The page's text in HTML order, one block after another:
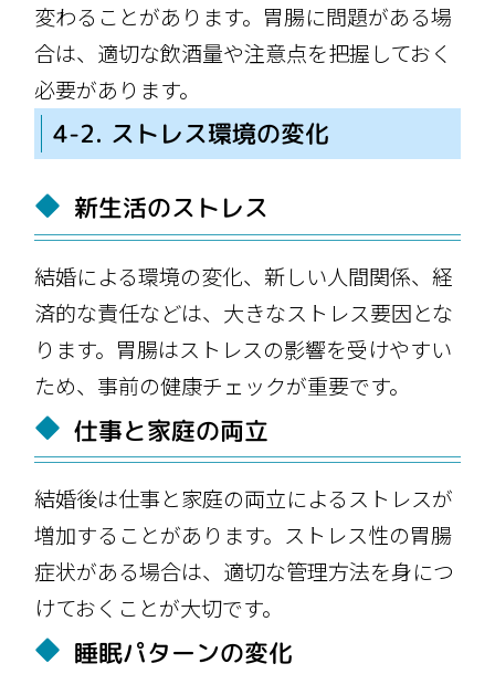
変わることがあります。胃腸に問題がある場
合は、適切な飲酒量や注意点を把握しておく
必要があります。
4-2. ストレス環境の変化
新生活のストレス
結婚による環境の変化、新しい人間関係、経
済的な責任などは、大きなストレス要因とな
ります。胃腸はストレスの影響を受けやすい
ため、事前の健康チェックが重要です。
仕事と家庭の両立
結婚後は仕事と家庭の両立によるストレスが
増加することがあります。ストレス性の胃腸
症状がある場合は、適切な管理方法を身につ
けておくことが大切です。
睡眠パターンの変化